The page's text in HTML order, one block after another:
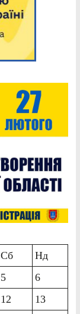
Сб
Нд
5
6
12
13